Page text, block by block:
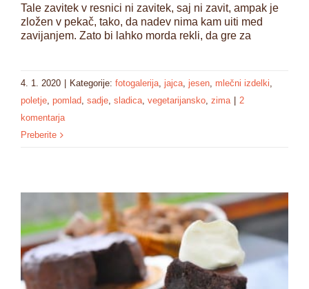
Tale zavitek v resnici ni zavitek, saj ni zavit, ampak je
zložen v pekač, tako, da nadev nima kam uiti med
zavijanjem. Zato bi lahko morda rekli, da gre za
4. 1. 2020 Kategorije: fotogalerija, jajca, jesen, mlečni izdelki,
poletje, pomlad, sadje, sladica, vegetarijansko, zima
2
komentarja
Preberite